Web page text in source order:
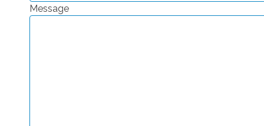
PLATEFORMES EXPÉRIMENTALES
Message